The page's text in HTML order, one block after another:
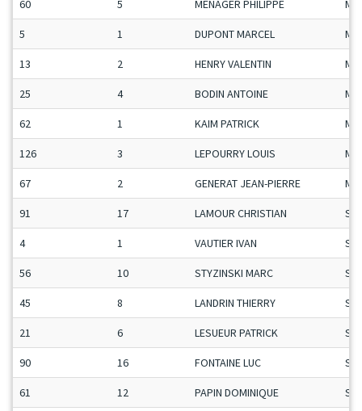
60 5 MENAGER PHILIPPE
5 1 DUPONT MARCEL
13 2 HENRY VALENTIN
25 4 BODIN ANTOINE
62 1 KAIM PATRICK
126 3 LEPOURRY LOUIS
67 2 GENERAT JEAN-PIERRE
91 17 LAMOUR CHRISTIAN
4 1 VAUTIER IVAN
56 10 STYZINSKI MARC
45 8 LANDRIN THIERRY
21 6 LESUEUR PATRICK
90 16 FONTAINE LUC
61 12 PAPIN DOMINIQUE